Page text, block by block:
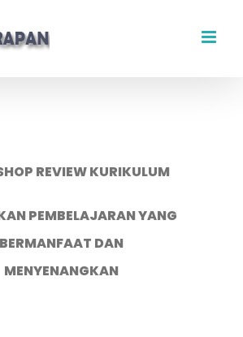
REVIEW KURIKULUM
PEMBELAJARAN YANG
BERMANFAAT DAN
MENYENANGKAN